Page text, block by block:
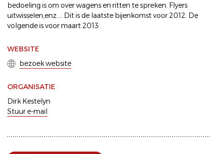
bedoeling is om over wagens en ritten te spreken. Flyers
uitwisselen,enz.... Dit is de laatste bijenkomst voor 2012. De
volgende is voor maart 2013
WEBSITE
bezoek website
ORGANISATIE
Dirk Kestelyn
Stuur e-mail